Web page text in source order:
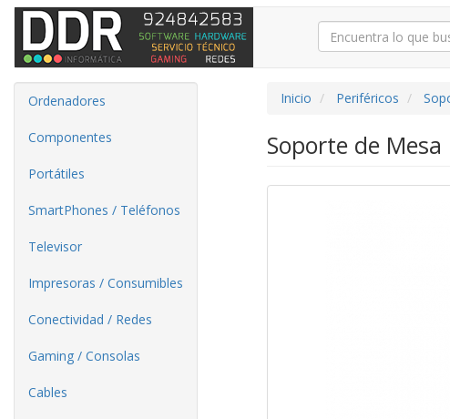
Ordenadores
Componentes
Portátiles
SmartPhones / Teléfonos
Televisor
Impresoras / Consumibles
Conectividad / Redes
Gaming / Consolas
Cables
Inicio Periféricos
Soporte de